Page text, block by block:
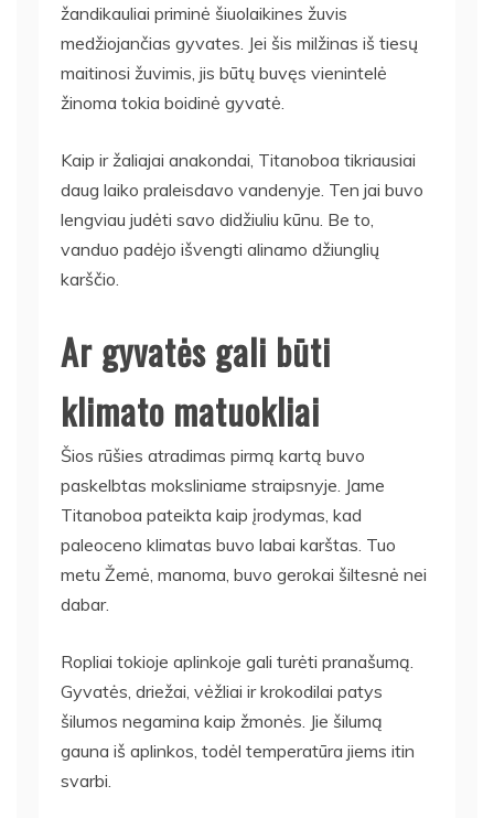
žandikauliai priminė šiuolaikines žuvis
medžiojančias gyvates. Jei šis milžinas iš tiesų
maitinosi žuvimis, jis būtų buvęs vienintelė
žinoma tokia boidinė gyvatė.
Kaip ir žaliajai anakondai, Titanoboa tikriausiai
daug laiko praleisdavo vandenyje. Ten jai buvo
lengviau judėti savo didžiuliu kūnu. Be to,
vanduo padėjo išvengti alinamo džiunglių
karščio.
Ar gyvatės gali būti
klimato matuokliai
Šios rūšies atradimas pirmą kartą buvo
paskelbtas moksliniame straipsnyje. Jame
Titanoboa pateikta kaip įrodymas, kad
paleoceno klimatas buvo labai karštas. Tuo
metu Žemė, manoma, buvo gerokai šiltesnė nei
dabar.
Ropliai tokioje aplinkoje gali turėti pranašumą.
Gyvatės, driežai, vėžliai ir krokodilai patys
šilumos negamina kaip žmonės. Jie šilumą
gauna iš aplinkos, todėl temperatūra jiems itin
svarbi.